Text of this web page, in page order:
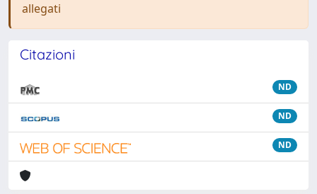
allegati
Citazioni
ND
ND
ND